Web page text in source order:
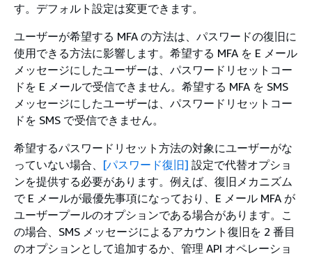
す。デフォルト設定は変更できます。
ユーザーが希望する MFA の方法は、パスワードの復旧に
使用できる方法に影響します。希望する MFA を E メール
メッセージにしたユーザーは、パスワードリセットコー
ドを E メールで受信できません。希望する MFA を SMS
メッセージにしたユーザーは、パスワードリセットコー
ドを SMS で受信できません。
希望するパスワードリセット方法の対象にユーザーがな
っていない場合、 [パスワード復旧] 設定で代替オプショ
ンを提供する必要があります。例えば、復旧メカニズム
で E メールが最優先事項になっており、E メール MFA が
ユーザープールのオプションである場合があります。こ
の場合、SMS メッセージによるアカウント復旧を 2 番目
のオプションとして追加するか、管理 API オペレーショ